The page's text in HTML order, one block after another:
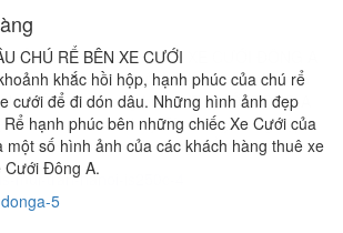
CHÚ RỂ BÊN XE CƯỚI
khắc hồi hộp, hạnh phúc của chú rể
cưới để đi dón dâu. Những hình ảnh đẹp
hạnh phúc bên những chiếc Xe Cưới của
số hình ảnh của các khách hàng thuê xe
Cưới Đông A.